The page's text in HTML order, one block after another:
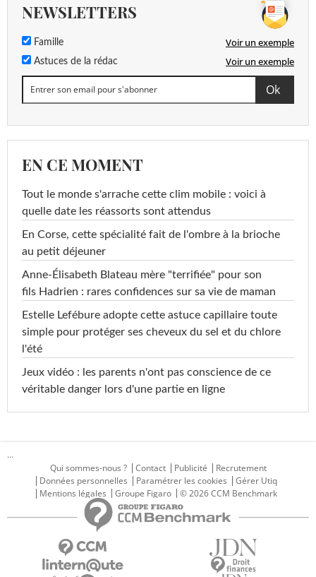
NEWSLETTERS
Famille Voir un exemple
Astuces de la rédac Voir un exemple
EN CE MOMENT
Tout le monde s'arrache cette clim mobile : voici à
quelle date les réassorts sont attendus
En Corse, cette spécialité fait de l'ombre à la brioche
au petit déjeuner
Anne-Élisabeth Blateau mère "terrifiée" pour son
fils Hadrien : rares confidences sur sa vie de maman
Estelle Lefébure adopte cette astuce capillaire toute
simple pour protéger ses cheveux du sel et du chlore
l'été
Jeux vidéo : les parents n'ont pas conscience de ce
véritable danger lors d'une partie en ligne
...
Qui sommes-nous ?
Contact Publicité
Recrutement
Données personnelles
Paramétrer les cookies
Gérer Utiq
Mentions légales
Groupe Figaro © 2026 CCM Benchmark